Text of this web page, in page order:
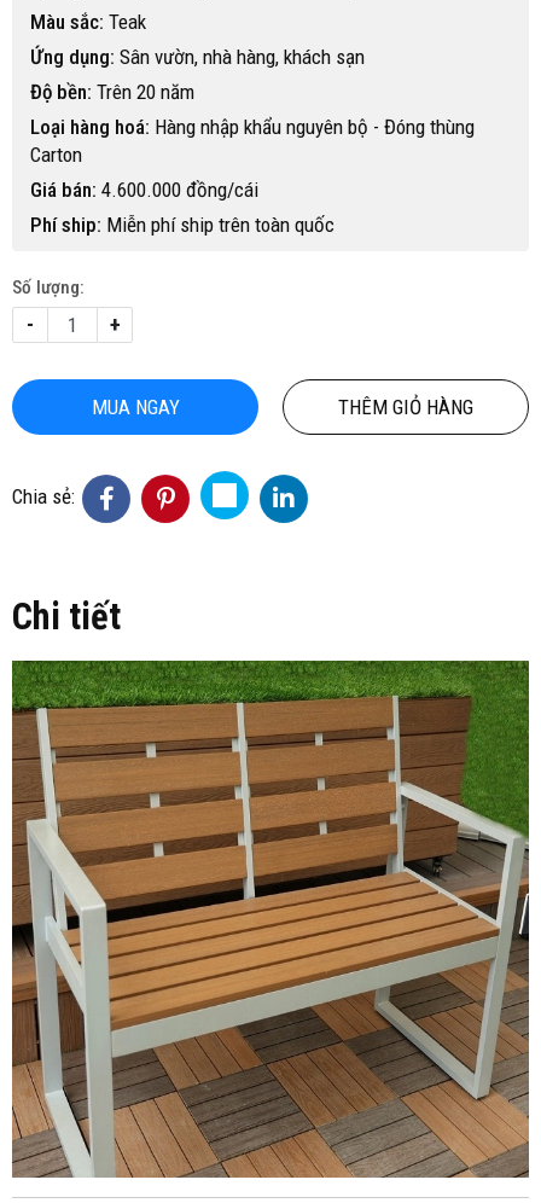
Màu sắc: Teak
Ứng dụng: Sân vườn, nhà hàng, khách sạn
Độ bền: Trên 20 năm
Loại hàng hoá: Hàng nhập khẩu nguyên bộ - Đóng thùng
Carton
Giá bán: 4.600.000 đồng/cái
Phí ship: Miễn phí ship trên toàn quốc
Số lượng:
- +
MUA NGAY THÊM GIỎ HÀNG
Chia sẻ:
Chi tiết